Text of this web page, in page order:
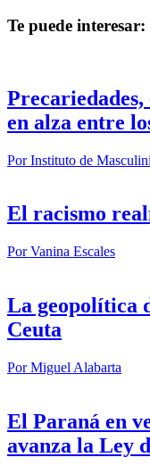
Te puede interesar:
en alza entre
PorInstituto de
El racismo
PorVanina Escales
La geopolítica
Ceuta
PorMiguel Alabarta
El Paraná en
avanza la Ley